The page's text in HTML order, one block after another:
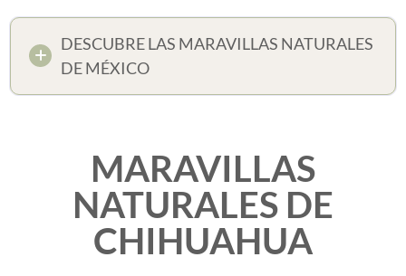
DESCUBRE LAS MARAVILLAS NATURALES
DE MÉXICO
MARAVILLAS
NATURALES DE
CHIHUAHUA